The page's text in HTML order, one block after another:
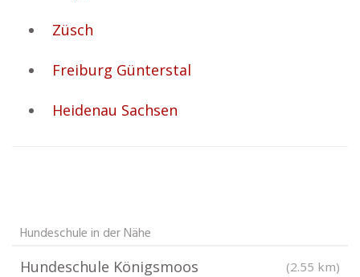
Züsch
Freiburg Günterstal
Heidenau Sachsen
Hundeschule in der Nähe
Hundeschule Königsmoos (2.55 km)